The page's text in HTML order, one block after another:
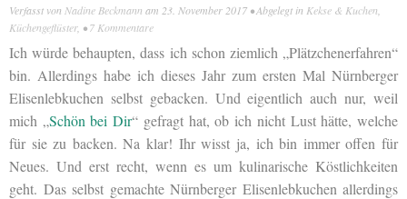
Verfasst von Nadine Beckmann am 23. November 2017 • Abgelegt in Kekse & Kuchen
Küchengeflüster, •7 Kommentare
Ich würde behaupten, dass ich schon ziemlich „Plätzchenerfahren“
bin. Allerdings habe ich dieses Jahr zum ersten Mal Nürnberger
Elisenlebkuchen selbst gebacken. Und eigentlich auch nur, weil
mich „Schön bei Dir“ gefragt hat, ob ich nicht Lust hätte, welche
für sie zu backen. Na klar! Ihr wisst ja, ich bin immer offen für
Neues. Und erst recht, wenn es um kulinarische Köstlichkeiten
geht. Das selbst gemachte Nürnberger Elisenlebkuchen allerdings